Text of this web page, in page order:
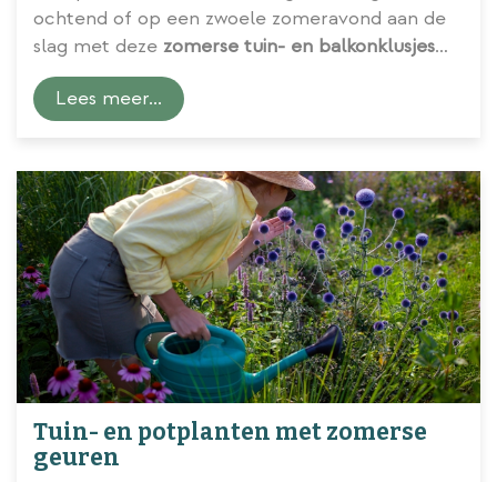
ochtend of op een zwoele zomeravond aan de
slag met deze zomerse tuin- en balkonklusjes
voor de maand juli
Lees meer...
Tuin- en potplanten met zomerse
geuren